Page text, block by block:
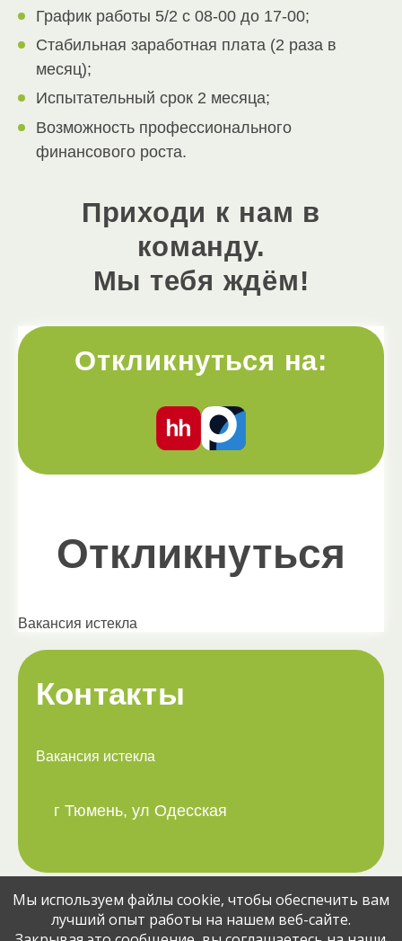
График работы 5/2 с 08-00 до 17-00;
Стабильная заработная плата (2 раза в
месяц);
Испытательный срок 2 месяца;
Возможность профессионального
финансового роста.
Приходи к нам в
команду.
Мы тебя ждём!
Откликнуться на:
Откликнуться
Вакансия истекла
Контакты
Вакансия истекла
г Тюмень, ул Одесская
Поделитесь вакансией с друзьями:
Мы используем файлы cookie, чтобы обеспечить вам
лучший опыт работы на нашем веб-сайте.